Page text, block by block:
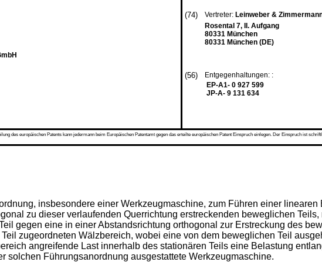
(74) Vertreter: Leinweber &
Rosental 7, II. Aufgang
80331 München
80331 München (DE)
(56)
Entgegenhaltungen: :
EP-A1- 0 927 599
JP-A- 9 131 634
des europäischen Patents kann jedermann beim Europäischen Patentamt gegen das erteilte europäischen Patent Einspruch einlegen. Der Einspruch ist
insbesondere einer Werkzeugmaschine, zum Führen einer
zu dieser verlaufenden Querrichtung erstreckenden beweglichen
gegen eine in einer Abstandsrichtung orthogonal zur Erstreckung des
zugeordneten Wälzbereich, wobei eine von dem beweglichen Teil
angreifende Last innerhalb des stationären Teils eine Belastung
solchen Führungsanordnung ausgestattete Werkzeugmaschine.